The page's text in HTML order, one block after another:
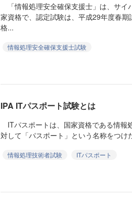
「情報処理安全確保支援士」は、サイ
家資格で、認定試験は、平成29年度春
格...
情報処理安全確保支援士試験
IPA ITパスポート試験とは
ITパスポートは、国家資格である情報
対して「パスポート」という名称をつ
情報処理技術者試験
ITパスポート